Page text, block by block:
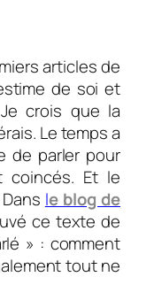
articles de
de soi et
crois que la
Le temps a
de parler pour
coincés. Et le
le blog de
ce texte de
» : comment
tout ne